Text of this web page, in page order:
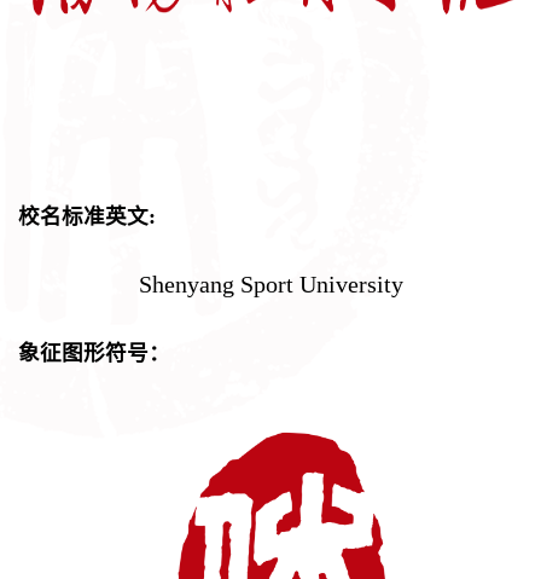
校名标准英文:
Shenyang Sport University
象征图形符号：